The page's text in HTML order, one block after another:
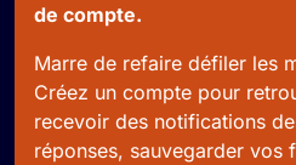
de compte.
Marre de refaire défiler les
Créez un compte pour
recevoir des notifications
réponses, sauvegarder vos